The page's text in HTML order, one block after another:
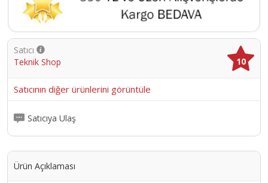
Satıcı
Teknik Shop
10
Satıcının diğer ürünlerini görüntüle
Satıcıya Ulaş
Ürün Açıklaması